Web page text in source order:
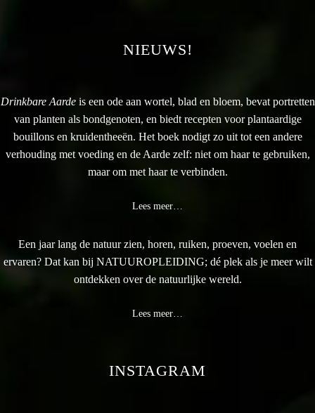
NIEUWS!
Drinkbare Aarde is een ode aan wortel, blad en bloem, bevat portretten
van planten als bondgenoten, en biedt recepten voor plantaardige
bouillons en kruidentheeën. Het boek nodigt zo uit tot een andere
verhouding met voeding en de Aarde zelf: niet om haar te gebruiken,
maar om met haar te verbinden.
Lees meer…
Een jaar lang de natuur zien, horen, ruiken, proeven, voelen en
ervaren? Dat kan bij NATUUROPLEIDING; dé plek als je meer wilt
ontdekken over de natuurlijke wereld.
Lees meer…
INSTAGRAM